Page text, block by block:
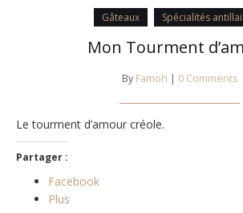
Gâteaux Spécialités
Mon Tourment
By Famoh | 0 Comments
Le tourment d’amour créole.
Partager :
Facebook
Plus